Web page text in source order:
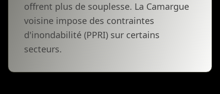
offrent plus de souplesse. La Camargue
voisine impose des contraintes
d'inondabilité (PPRI) sur certains
secteurs.